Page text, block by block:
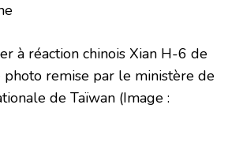
à réaction chinois Xian H-6 de
photo remise par le ministère de
de Taïwan (Image :